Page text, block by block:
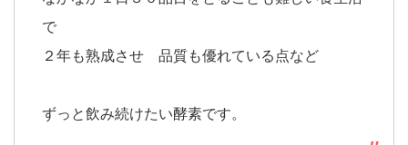
で
２年も熟成させ 品質も優れている点など
ずっと飲み続けたい酵素です。